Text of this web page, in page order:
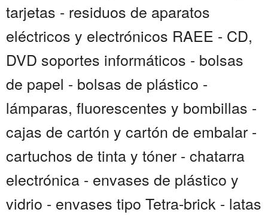
tarjetas - residuos de aparatos
eléctricos y electrónicos RAEE - CD,
DVD soportes informáticos - bolsas
de papel - bolsas de plástico -
lámparas, fluorescentes y bombillas -
cajas de cartón y cartón de embalar -
cartuchos de tinta y tóner - chatarra
electrónica - envases de plástico y
vidrio - envases tipo Tetra-brick - latas